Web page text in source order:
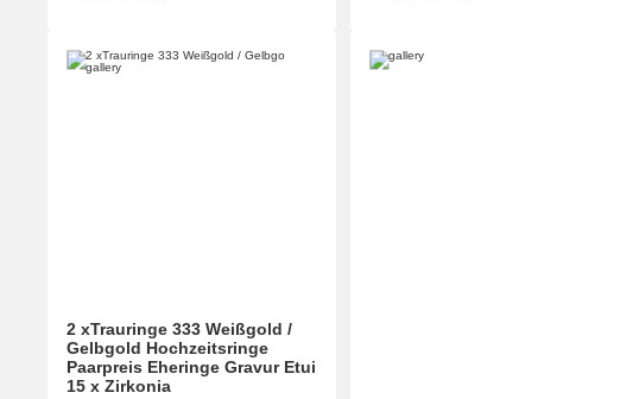
2 xTrauringe 333 Weißgold /
Gelbgold Hochzeitsringe
Paarpreis Eheringe Gravur Etui
15 x Zirkonia